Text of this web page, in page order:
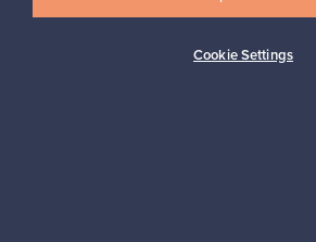
Cookie Settings